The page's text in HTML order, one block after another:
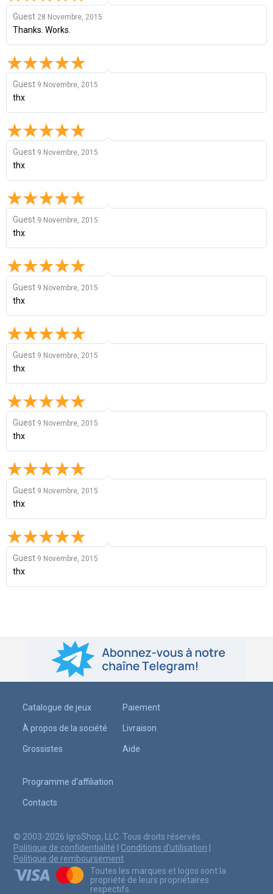
Guest 28 Novembre, 2015
Thanks. Works.
Guest 9 Novembre, 2015
thx
Guest 9 Novembre, 2015
thx
Guest 9 Novembre, 2015
thx
Guest 9 Novembre, 2015
thx
Guest 9 Novembre, 2015
thx
Guest 9 Novembre, 2015
thx
Guest 9 Novembre, 2015
thx
Guest 9 Novembre, 2015
thx
Catalogue de jeux
À propos de la société
Grossistes
Paiement
Livraison
Aide
Programme d'affiliation
Contacts
© 2003-2026 IgroShop, LLC. Tous droits réservés.
Politique de confidentialité
Conditions d'utilisation
Politique de remboursement.
Toutes les marques et logos sont la
propriété de leurs propriétaires
respectifs.